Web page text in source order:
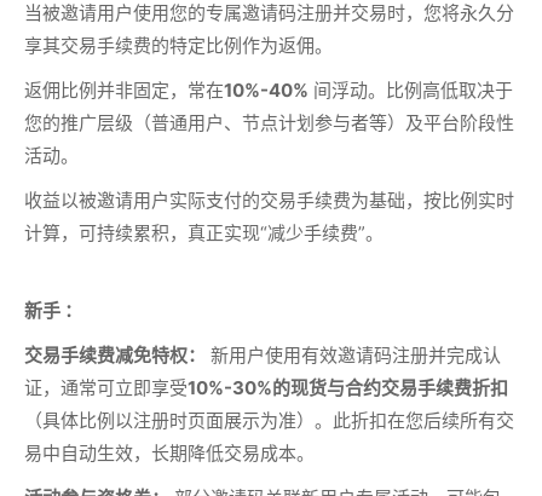
当被邀请用户使用您的专属邀请码注册并交易时，您将永久分
享其交易手续费的特定比例作为返佣。
返佣比例并非固定，常在10%-40% 间浮动。比例高低取决于
您的推广层级（普通用户、节点计划参与者等）及平台阶段性
活动。
收益以被邀请用户实际支付的交易手续费为基础，按比例实时
计算，可持续累积，真正实现“减少手续费”。
新手 ：
交易手续费减免特权：
新用户使用有效邀请码注册并完成认
证，通常可立即享受10%-30%的现货与合约交易手续费折扣
（具体比例以注册时页面展示为准）。此折扣在您后续所有交
易中自动生效，长期降低交易成本。